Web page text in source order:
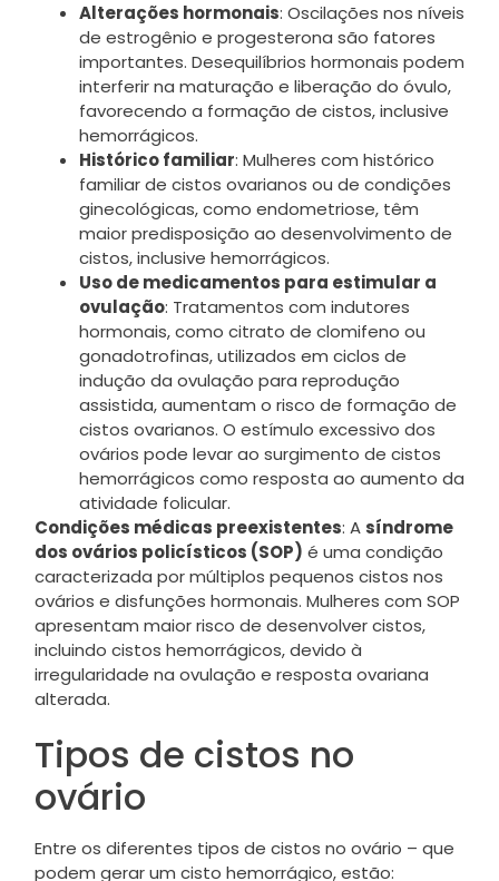
Alterações hormonais: Oscilações nos níveis
de estrogênio e progesterona são fatores
importantes. Desequilíbrios hormonais podem
interferir na maturação e liberação do óvulo,
favorecendo a formação de cistos, inclusive
hemorrágicos.
Histórico familiar: Mulheres com histórico
familiar de cistos ovarianos ou de condições
ginecológicas, como endometriose, têm
maior predisposição ao desenvolvimento de
cistos, inclusive hemorrágicos.
Uso de medicamentos para estimular a
ovulação: Tratamentos com indutores
hormonais, como citrato de clomifeno ou
gonadotrofinas, utilizados em ciclos de
indução da ovulação para reprodução
assistida, aumentam o risco de formação de
cistos ovarianos. O estímulo excessivo dos
ovários pode levar ao surgimento de cistos
hemorrágicos como resposta ao aumento da
atividade folicular.
Condições médicas preexistentes: A síndrome
dos ovários policísticos (SOP) é uma condição
caracterizada por múltiplos pequenos cistos nos
ovários e disfunções hormonais. Mulheres com SOP
apresentam maior risco de desenvolver cistos,
incluindo cistos hemorrágicos, devido à
irregularidade na ovulação e resposta ovariana
alterada.
Tipos de cistos no
ovário
Entre os diferentes tipos de cistos no ovário – que
podem gerar um cisto hemorrágico, estão: